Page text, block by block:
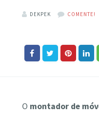
DEKPEK COMENTE!
O montador de